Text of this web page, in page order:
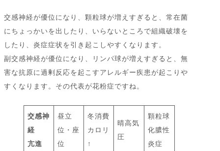
交感神経が優位になり、顆粒球が増えすぎると、常在菌
にちょっかいを出したり、いらないところで組織破壊を
したり、炎症症状を引き起こしやすくなります。
副交感神経が優位になり、リンパ球が増えすぎると、無
害な抗原に過剰反応を起こすアレルギー疾患が起こりや
すくなります。その代表が花粉症ですね。
交感神
経
亢進
昼立
位・座
位
冬消費
カロリ
↑
晴高気
圧
顆粒球
化膿性
炎症